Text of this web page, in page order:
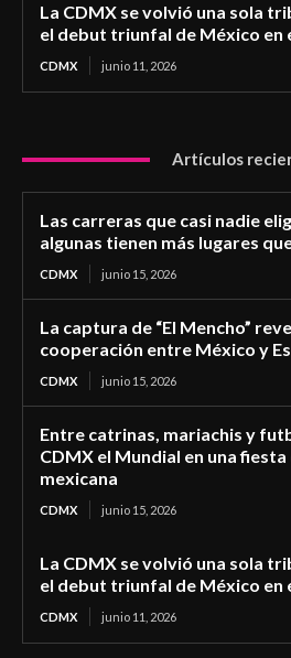
La CDMX se volvió una sola
el debut triunfal de México en
CDMX junio 11, 2026
Artículos
Las carreras que casi nadie
algunas tienen más lugares
CDMX junio 15, 2026
La captura de “El Mencho”
cooperación entre México y
CDMX junio 15, 2026
Entre catrinas, mariachis y
CDMX el Mundial en una
mexicana
CDMX junio 15, 2026
La CDMX se volvió una sola
el debut triunfal de México en
CDMX junio 11, 2026